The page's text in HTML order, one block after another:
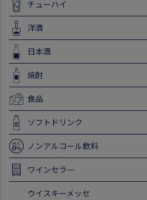
チューハイ
洋酒
日本酒
焼酎
食品
ソフトドリンク
ノンアルコール飲料
ワインセラー
ウイスキーメッセ